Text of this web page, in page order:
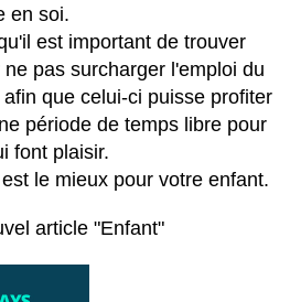
en soi.
est important de trouver
pas surcharger l'emploi du
que celui-ci puisse profiter
période de temps libre pour
font plaisir.
le mieux pour votre enfant.
article "Enfant"